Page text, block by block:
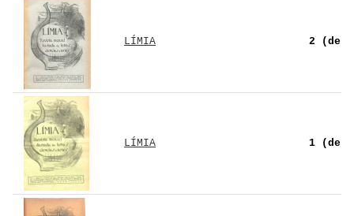
LÍMIA 2 (de
LÍMIA 1 (de